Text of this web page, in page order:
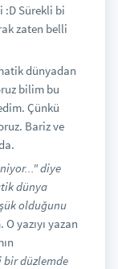
:D Sürekli bi
zaten belli
dünyadan
bilim bu
Çünkü
Bariz ve
diye
dünya
olduğunu
yazıyı yazan
bir düzlemde